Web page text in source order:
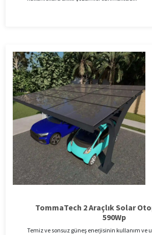
TommaTech 2 Araçlık Solar
590Wp
Temiz ve sonsuz güneş enerjisinin kullanım ve